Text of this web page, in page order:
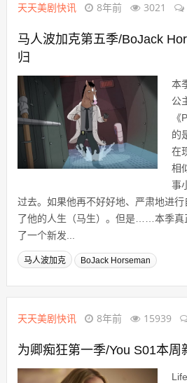
天天美剧快讯 8年前 3021
马人波加克第五季/BoJack
归
本
公
的
在
相
事
过去。如果他再不好好地、严肃地进
了他的人生（马生）。但是……本季
了一个新发...
马人波加克 BoJack Horseman
天天美剧快讯 8年前 15939
为卿痴狂第一季/You S01本周